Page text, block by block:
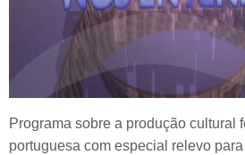
Programa sobre a produção cultural
portuguesa com especial relevo